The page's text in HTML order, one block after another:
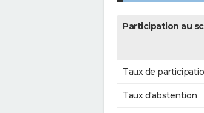
Participation au
Taux de
Taux d'abstention